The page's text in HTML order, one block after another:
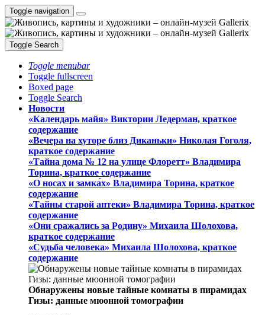
Toggle navigation
Toggle Search
Toggle menubar
Toggle fullscreen
Boxed page
Toggle Search
Новости
«Календарь майя» Виктории Ледерман, краткое
содержание
«Вечера на хуторе близ Диканьки» Николая Гоголя,
краткое содержание
«Тайна дома № 12 на улице Флоретт» Владимира
Торина, краткое содержание
«О носах и замка́х» Владимира Торина, краткое
содержание
«Тайны старой аптеки» Владимира Торина, краткое
содержание
«Они сражались за Родину» Михаила Шолохова,
краткое содержание
«Судьба человека» Михаила Шолохова, краткое
содержание
Обнаружены новые тайные комнаты в пирамидах
Гизы: данные мюонной томографии